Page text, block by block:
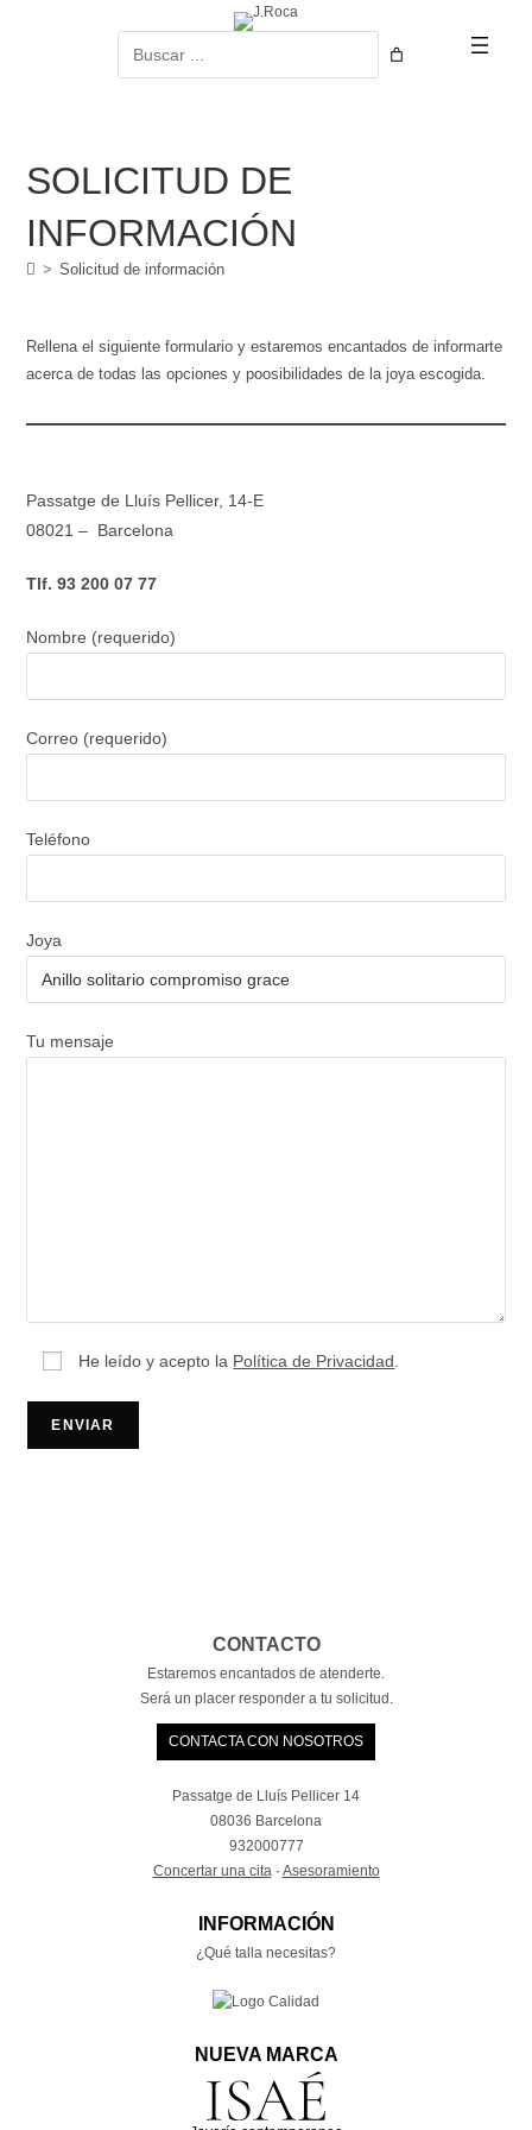
SOLICITUD DE
INFORMACIÓN
> Solicitud de información
Rellena el siguiente formulario y estaremos encantados de informarte
acerca de todas las opciones y poosibilidades de la joya escogida.
Passatge de Lluís Pellicer, 14-E
08021 – Barcelona
Tlf. 93 200 07 77
Nombre (requerido)
Correo (requerido)
Teléfono
Joya
Tu mensaje
He leído y acepto la Política de Privacidad
CONTACTO
Estaremos encantados de atenderte.
Será un placer responder a tu solicitud.
CONTACTA CON NOSOTROS
Passatge de Lluís Pellicer 14
08036 Barcelona
932000777
Concertar una cita· Asesoramiento
INFORMACIÓN
¿Qué talla necesitas?
NUEVA MARCA